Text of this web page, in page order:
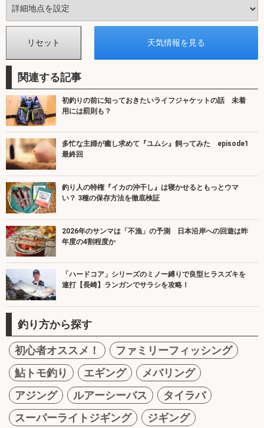
関連する記事
初釣りの前に知っておきたいライフジャケットの話 未着
用には罰則も？
多忙な主婦が癒し求めて『ユムシ』飼ってみた episode1
最終回
釣り人の特権『イカの沖干し』は寝かせるともっとウマ
い？ 3種の保存方法を徹底検証
2026年のサンマは「不漁」の予測 日本沿岸への回遊は昨
年度の4割程度か
「ハードコア」シリーズのミノー縛りで良型ヒラスズキを
連打【長崎】ランガンでサラシを攻略！
釣り方から探す
初心者オススメ！
ファミリーフィッシング
鮎トモ釣り
エギング
メバリング
アジング
ルアーシーバス
タイラバ
スーパーライトジギング
ジギング